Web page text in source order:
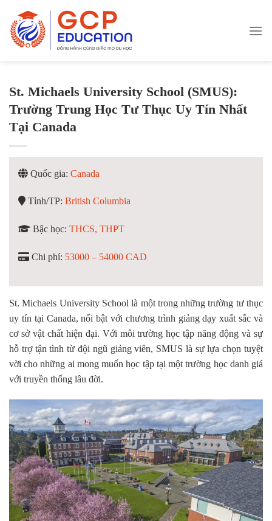
content
St. Michaels University School (SMUS):
Trường Trung Học Tư Thục Uy Tín Nhất
Tại Canada
Quốc gia: Canada
Tỉnh/TP: British Columbia
Bậc học: THCS, THPT
Chi phí: 53000 – 54000 CAD
St. Michaels University School là một trong những trường tư thục
uy tín tại Canada, nổi bật với chương trình giảng dạy xuất sắc và
cơ sở vật chất hiện đại. Với môi trường học tập năng động và sự
hỗ trợ tận tình từ đội ngũ giảng viên, SMUS là sự lựa chọn tuyệt
vời cho những ai mong muốn học tập tại một trường học danh giá
với truyền thống lâu đời.